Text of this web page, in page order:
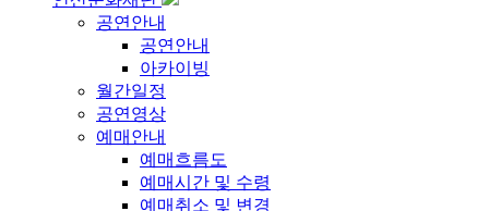
공연안내
공연안내
아카이빙
월간일정
공연영상
예매안내
예매흐름도
예매시간 및 수령
예매취소 및 변경